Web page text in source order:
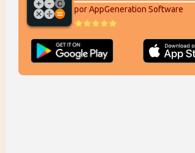
por AppGeneration Software